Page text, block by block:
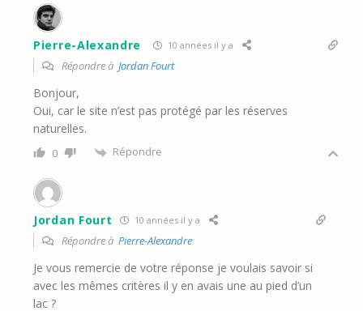
Pierre-Alexandre 10 années il y a
Répondre à Jordan Fourt
Bonjour,
Oui, car le site n’est pas protégé par les réserves
naturelles.
0 Répondre
Jordan Fourt 10 années il y a
Répondre à Pierre-Alexandre
Je vous remercie de votre réponse je voulais savoir si
avec les mêmes critères il y en avais une au pied d’un
lac ?